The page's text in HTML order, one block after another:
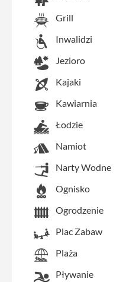
Grill
Inwalidzi
Jezioro
Kajaki
Kawiarnia
Łodzie
Namiot
Narty Wodne
Ognisko
Ogrodzenie
Plac Zabaw
Plaża
Pływanie